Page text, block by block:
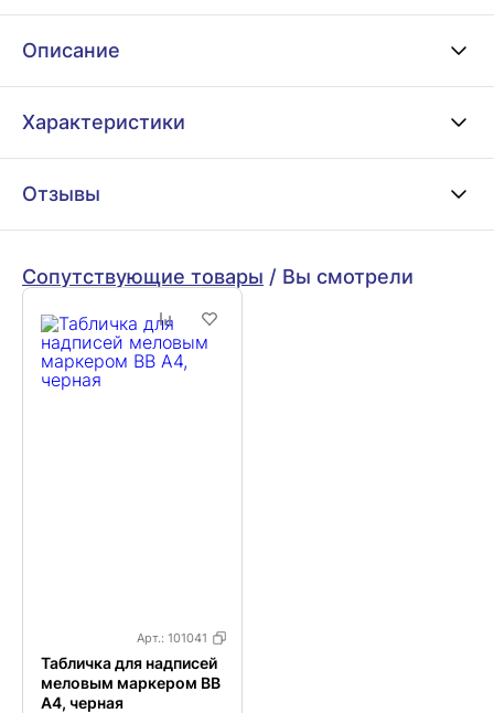
Описание
Характеристики
Отзывы
Сопутствующие товары / Вы смотрели
Арт.: 101041
Табличка для надписей
меловым маркером BB
A4, черная